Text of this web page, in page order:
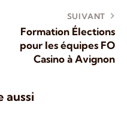
SUIVANT
Formation Élections
pour les équipes FO
Casino à Avignon
aussi